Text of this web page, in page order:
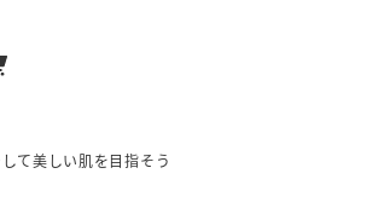
て美しい肌を目指そう